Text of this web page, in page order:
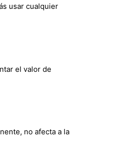
usar cualquier
el valor de
no afecta a la